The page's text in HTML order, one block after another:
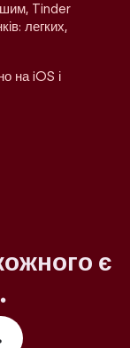
Tinder
легких,
на iOS і
є